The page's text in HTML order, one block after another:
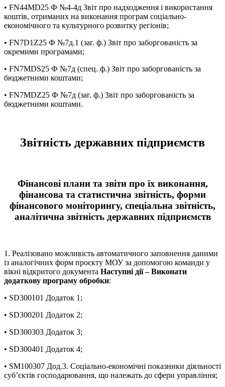
• FN44MD25 Ф №4-4д Звіт про надходження і використання
коштів, отриманих на виконання програм соціально-
економічного та культурного розвитку регіонів;
• FN7D1Z25 Ф №7д.1 (заг. ф.) Звіт про заборгованість за
окремими програмами;
• FN7MDS25 Ф №7д (спец. ф.) Звіт про заборгованість за
бюджетними коштами;
• FN7MDZ25 Ф №7д (заг. ф.) Звіт про заборгованість за
бюджетними коштами.
Звітність державних підприємств
Фінансові плани та звіти про їх виконання,
фінансова та статистична звітність, форми
фінансового моніторингу, спеціальна звітність,
аналітична звітність державних підприємств
1. Реалізовано можливість автоматичного заповнення даними
із аналогічних форм проєкту МОУ за допомогою команди у
вікні відкритого документа Наступні дії – Виконати
додаткову програму обробки:
• SD300101 Додаток 1;
• SD300201 Додаток 2;
• SD300303 Додаток 3;
• SD300401 Додаток 4;
• SM100307 Дод.3. Соціально-економічні показники діяльності
суб’єктів господарювання, що належать до сфери управління;